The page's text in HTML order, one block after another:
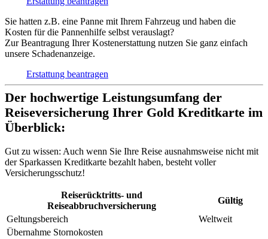
Sie hatten z.B. eine Panne mit Ihrem Fahrzeug und haben die
Kosten für die Pannenhilfe selbst verauslagt?
Zur Beantragung Ihrer Kostenerstattung nutzen Sie ganz einfach
unsere Schadenanzeige.
Erstattung beantragen
Der hochwertige Leistungsumfang der
Reiseversicherung Ihrer Gold Kreditkarte im
Überblick:
Gut zu wissen: Auch wenn Sie Ihre Reise ausnahmsweise nicht mit
der Sparkassen Kreditkarte bezahlt haben, besteht voller
Versicherungsschutz!
Reiserücktritts- und
Reiseabbruchversicherung
Gültig
Geltungsbereich
Weltweit
Übernahme Stornokosten